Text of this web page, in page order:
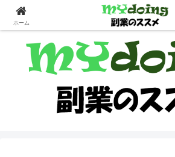
副業界隈
ホーム